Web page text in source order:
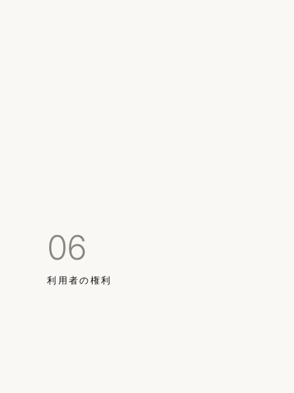
06
利用者の権利